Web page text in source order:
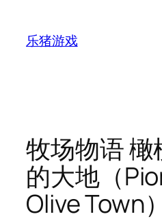
乐猪游戏
牧场物语
的大地（
Olive Town